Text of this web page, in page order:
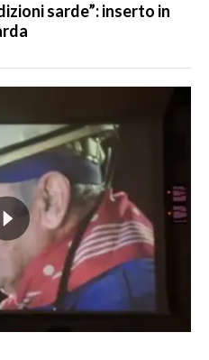
sarde”: inserto in